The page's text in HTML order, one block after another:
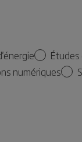
Études
numériques